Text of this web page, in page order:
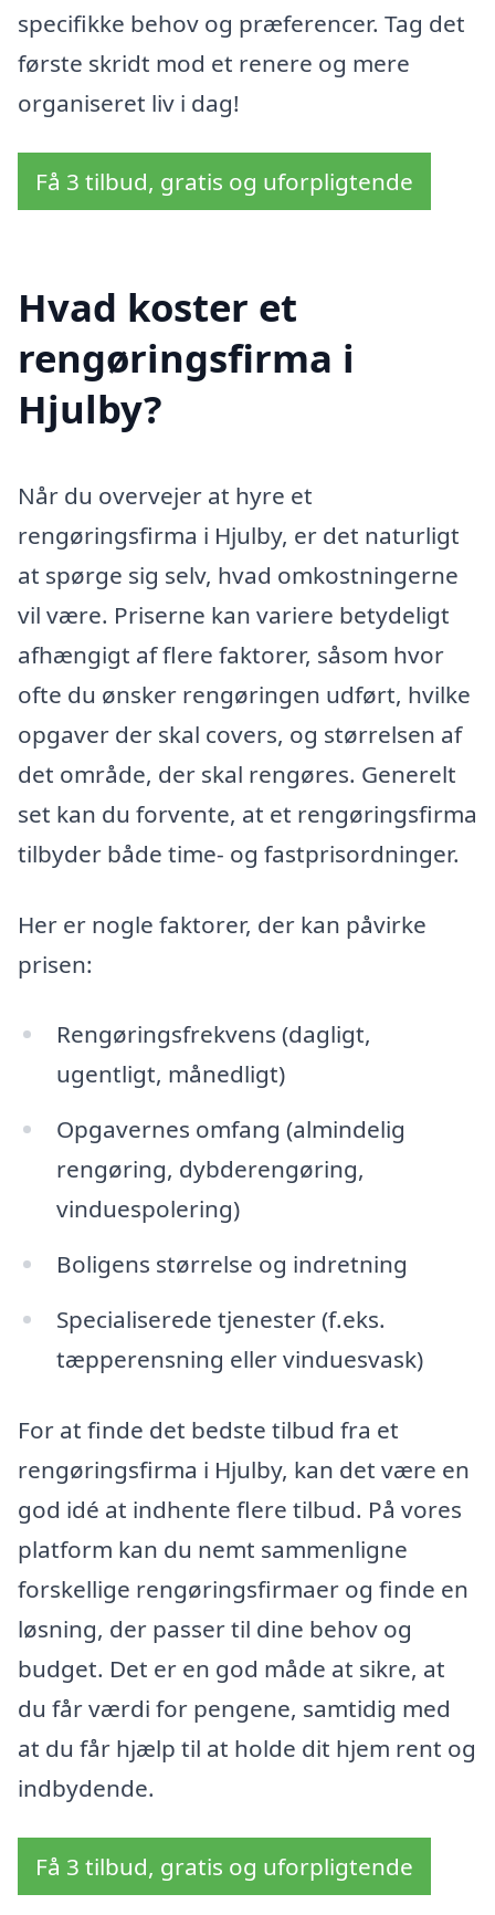
specifikke behov og præferencer. Tag det
første skridt mod et renere og mere
organiseret liv i dag!
Få 3 tilbud, gratis og uforpligtende
Hvad koster et
rengøringsfirma i
Hjulby?
Når du overvejer at hyre et
rengøringsfirma i Hjulby, er det naturligt
at spørge sig selv, hvad omkostningerne
vil være. Priserne kan variere betydeligt
afhængigt af flere faktorer, såsom hvor
ofte du ønsker rengøringen udført, hvilke
opgaver der skal covers, og størrelsen af
det område, der skal rengøres. Generelt
set kan du forvente, at et rengøringsfirma
tilbyder både time- og fastprisordninger.
Her er nogle faktorer, der kan påvirke
prisen:
Rengøringsfrekvens (dagligt,
ugentligt, månedligt)
Opgavernes omfang (almindelig
rengøring, dybderengøring,
vinduespolering)
Boligens størrelse og indretning
Specialiserede tjenester (f.eks.
tæpperensning eller vinduesvask)
For at finde det bedste tilbud fra et
rengøringsfirma i Hjulby, kan det være en
god idé at indhente flere tilbud. På vores
platform kan du nemt sammenligne
forskellige rengøringsfirmaer og finde en
løsning, der passer til dine behov og
budget. Det er en god måde at sikre, at
du får værdi for pengene, samtidig med
at du får hjælp til at holde dit hjem rent og
indbydende.
Få 3 tilbud, gratis og uforpligtende